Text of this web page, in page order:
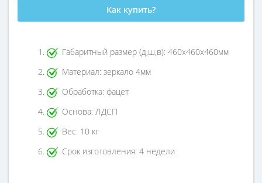
Как купить?
Габаритный размер (д,ш,в): 460х460х460мм
Материал: зеркало 4мм
Обработка: фацет
Основа: ЛДСП
Вес: 10 кг
Срок изготовления: 4 недели